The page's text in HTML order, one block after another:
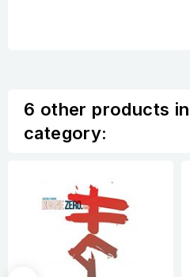
6 other products
category: